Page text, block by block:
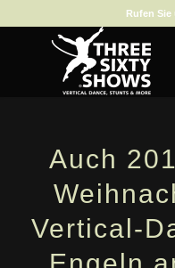
Rufen Sie
Auch
Vertical-